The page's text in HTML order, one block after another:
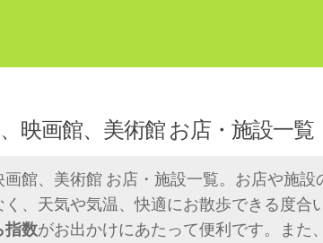
映画館、美術館 お店・施設一覧
館、美術館 お店・施設一覧。お店や施設
、天気や気温、快適にお散歩できる度合
指数がお出かけにあたって便利です。また